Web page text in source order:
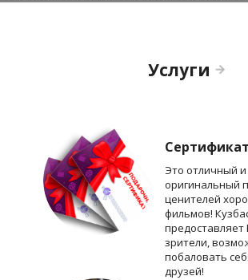
Услуги
Это отличный и
оригинальный
ценителей
фильмов!
предоставляет
зрители,
побаловать
друзей!